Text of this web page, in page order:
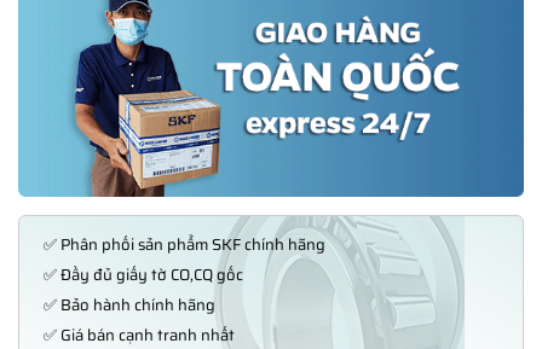
✅ Phân phối sản phẩm SKF chính hãng
✅ Đầy đủ giấy tờ CO,CQ gốc
✅ Bảo hành chính hãng
✅ Giá bán cạnh tranh nhất